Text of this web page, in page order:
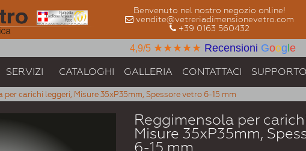
Benvenuto nel nostro negozio online!
vendite@vetreriadimensionevetro.com
+39 0163 560432
4,9/5 ★★★★★ Recensioni Goog e
SERVIZI CATALOGHI GALLERIA CONTATTACI
per carichi leggeri, Misure 35xP35mm, Spessore vetro 6-15 mm
Reggimensola per
Misure 35xP35mm,
6-15 mm